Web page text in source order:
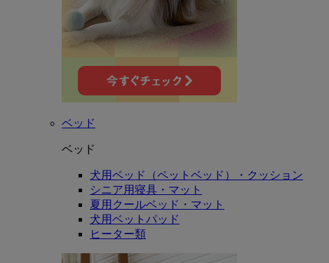
ベッド
ベッド
犬用ベッド（ペットベッド）・クッション
シニア用寝具・マット
夏用クールベッド・マット
犬用ベットパッド
ヒーター類